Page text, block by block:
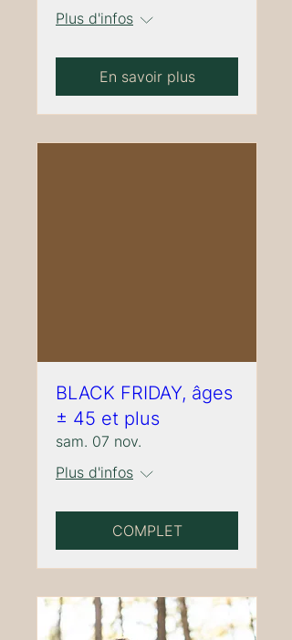
Plus d'infos
En savoir plus
BLACK FRIDAY, âges
± 45 et plus
sam. 07 nov.
Plus d'infos
COMPLET